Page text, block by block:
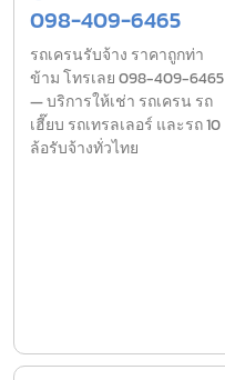
098-409-6465
รถเครนรับจ้าง ราคาถูกท่า
ข้าม โทรเลย 098-409-6465
— บริการให้เช่า รถเครน รถ
เฮี๊ยบ รถเทรลเลอร์ และรถ 10
ล้อรับจ้างทั่วไทย